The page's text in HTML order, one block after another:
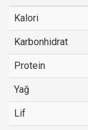
Kalori
Karbonhidrat
Protein
Yağ
Lif